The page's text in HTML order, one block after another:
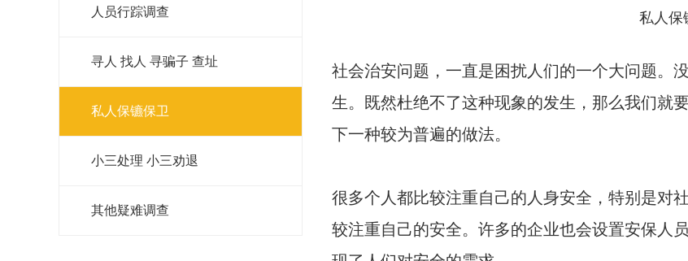
人员行踪调查
寻人 找人 寻骗子 查址
私人保镳保卫
小三处理 小三劝退
其他疑难调查
私人保
社会治安问题，一直是困扰人们的一个大问题。
生。既然杜绝不了这种现象的发生，那么我们就
下一种较为普遍的做法。
很多个人都比较注重自己的人身安全，特别是对
较注重自己的安全。许多的企业也会设置安保人